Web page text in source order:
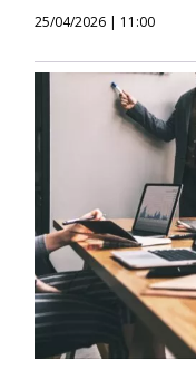
25/04/2026 | 11:00